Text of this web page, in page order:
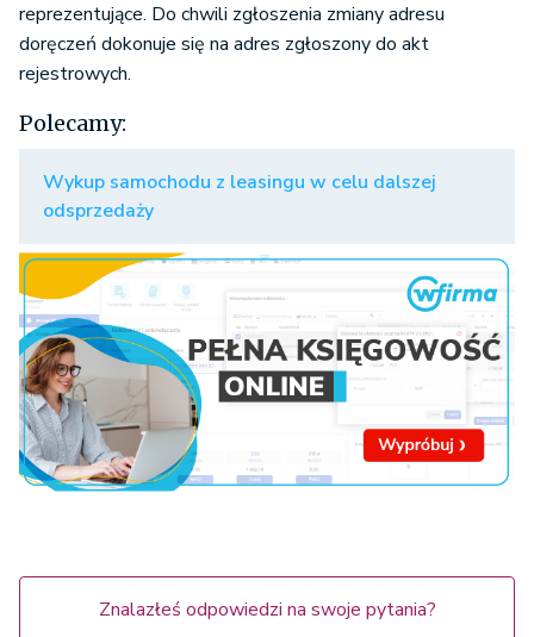
reprezentujące. Do chwili zgłoszenia zmiany adresu
doręczeń dokonuje się na adres zgłoszony do akt
rejestrowych.
Polecamy:
Wykup samochodu z leasingu w celu dalszej
odsprzedaży
Znalazłeś odpowiedzi na swoje pytania?